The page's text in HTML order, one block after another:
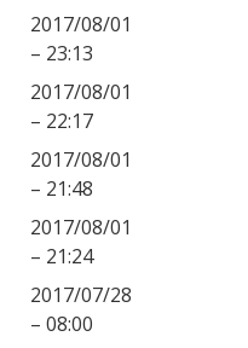
2017/08/01
– 23:13
2017/08/01
– 22:17
2017/08/01
– 21:48
2017/08/01
– 21:24
2017/07/28
– 08:00